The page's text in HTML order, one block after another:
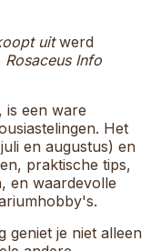
uitwerd
Rosaceus Info
, is een ware
Het
en augustus) en
praktische tips,
en waardevolle
geniet je niet alleen